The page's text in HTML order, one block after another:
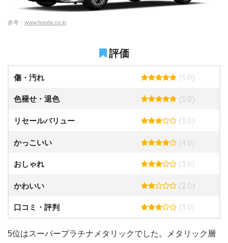
参考： www.honda.co.jp
評価
傷・汚れ (5.0)
色褪せ・退色 (5.0)
リセールバリュー (3.0)
かっこいい (4.0)
おしゃれ (3.0)
かわいい (2.0)
口コミ・評判 (3.0)
5位はスーパープラチナメタリックでした。メタリック層